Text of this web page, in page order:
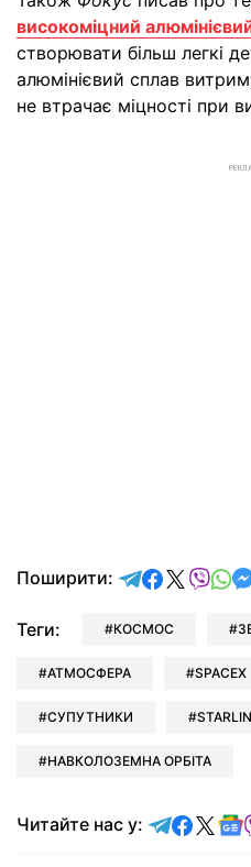
високоміцний
створювати більш легкі
алюмінієвий сплав
не втрачає міцності при
Поширити: відправити
Теги: КОСМОС
АТМОСФЕРА SPACEX
СУПУТНИКИ
НАВКОЛОЗЕМНА ОРБІТА
Читайте нас у: Читайте